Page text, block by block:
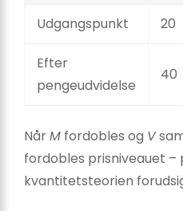
Udgangspunkt 20
Efter
pengeudvidelse
40
NårM fordobles og V
fordobles prisniveauet
kvantitetsteorien